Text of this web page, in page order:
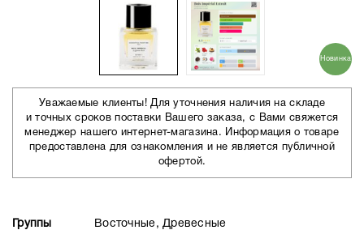
Новинка
Уважаемые клиенты! Для уточнения наличия на складе
и точных сроков поставки Вашего заказа, с Вами свяжется
менеджер нашего интернет-магазина. Информация о товаре
предоставлена для ознакомления и не является публичной
офертой.
Группы Восточные, Древесные